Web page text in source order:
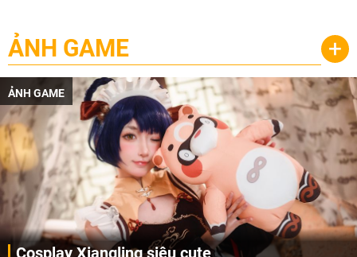
ẢNH GAME +
ẢNH GAME
Lala Croft vừa nóng vừa xinh dưới nét vẽ của
AI